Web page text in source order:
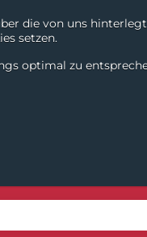
die von uns
setzen.
optimal zu
Chili Digital